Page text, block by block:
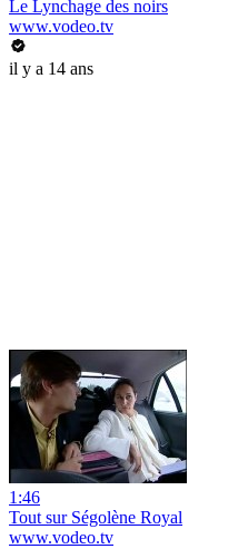
Le Lynchage des noirs
www.vodeo.tv
il y a 14 ans
1:46
Tout sur Ségolène Royal
www.vodeo.tv